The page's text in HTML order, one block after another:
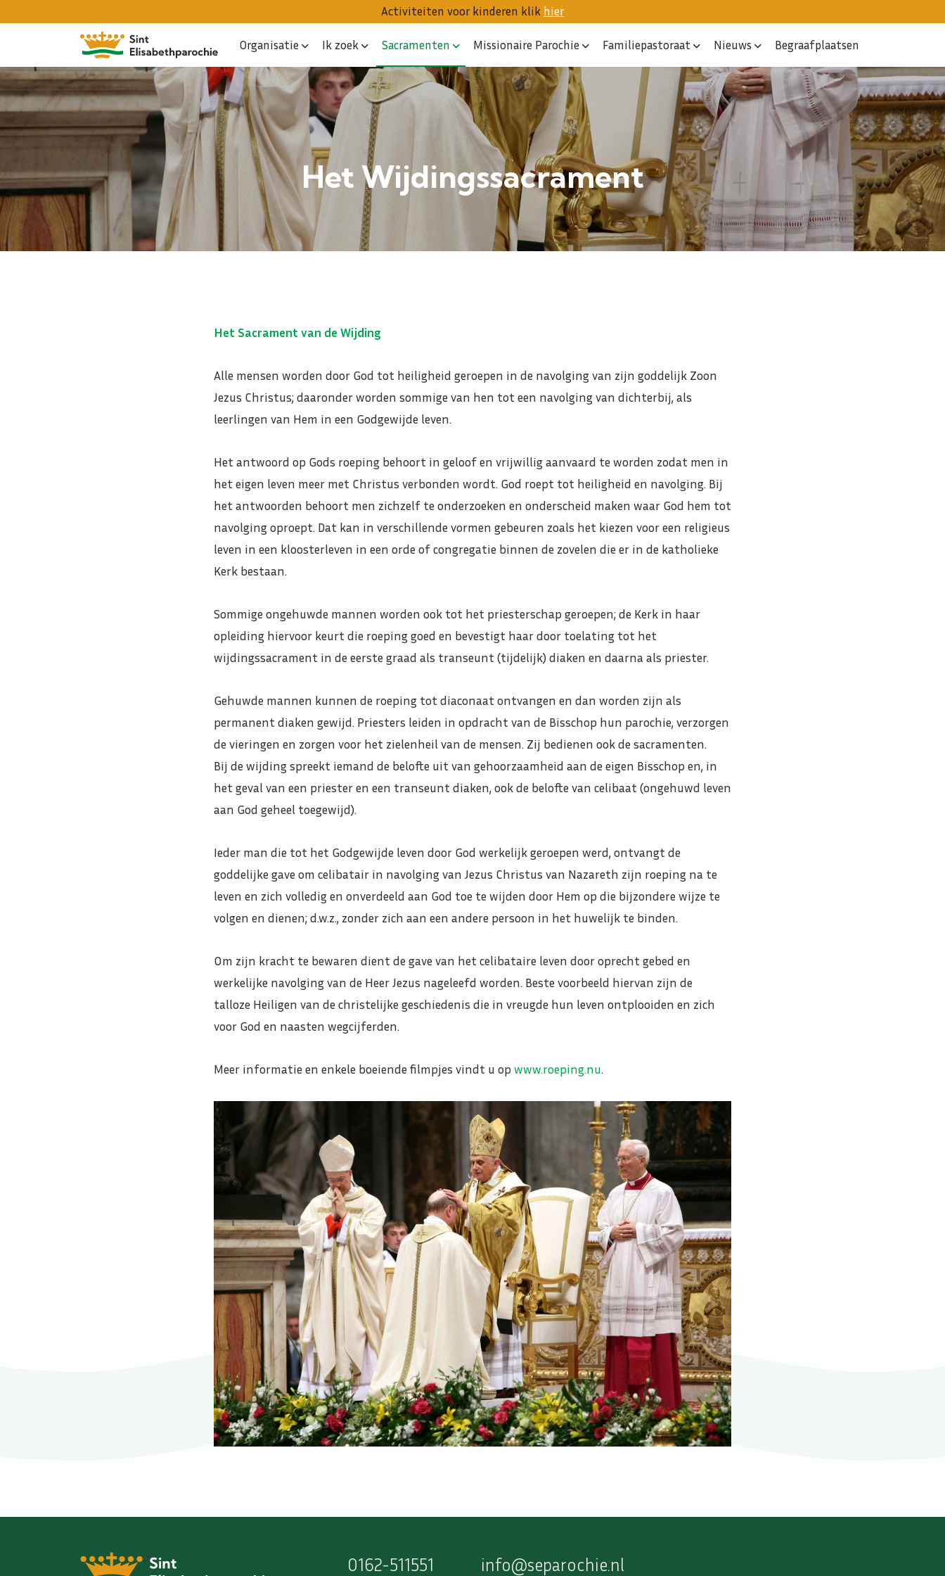
Activiteiten voor kinderen klik hier
Organisatie Ik zoek Sacramenten Missionaire Parochie Familiepastoraat Nieuws Begraafplaatsen
Het Wijdingssacrament
Het Sacrament van de Wijding
Alle mensen worden door God tot heiligheid geroepen in de navolging van zijn goddelijk Zoon
Jezus Christus; daaronder worden sommige van hen tot een navolging van dichterbij, als
leerlingen van Hem in een Godgewijde leven.
Het antwoord op Gods roeping behoort in geloof en vrijwillig aanvaard te worden zodat men in
het eigen leven meer met Christus verbonden wordt. God roept tot heiligheid en navolging. Bij
het antwoorden behoort men zichzelf te onderzoeken en onderscheid maken waar God hem tot
navolging oproept. Dat kan in verschillende vormen gebeuren zoals het kiezen voor een religieus
leven in een kloosterleven in een orde of congregatie binnen de zovelen die er in de katholieke
Kerk bestaan.
Sommige ongehuwde mannen worden ook tot het priesterschap geroepen; de Kerk in haar
opleiding hiervoor keurt die roeping goed en bevestigt haar door toelating tot het
wijdingssacrament in de eerste graad als transeunt (tijdelijk) diaken en daarna als priester.
Gehuwde mannen kunnen de roeping tot diaconaat ontvangen en dan worden zijn als
permanent diaken gewijd. Priesters leiden in opdracht van de Bisschop hun parochie, verzorgen
de vieringen en zorgen voor het zielenheil van de mensen. Zij bedienen ook de sacramenten.
Bij de wijding spreekt iemand de belofte uit van gehoorzaamheid aan de eigen Bisschop en, in
het geval van een priester en een transeunt diaken, ook de belofte van celibaat (ongehuwd leven
aan God geheel toegewijd).
Ieder man die tot het Godgewijde leven door God werkelijk geroepen werd, ontvangt de
goddelijke gave om celibatair in navolging van Jezus Christus van Nazareth zijn roeping na te
leven en zich volledig en onverdeeld aan God toe te wijden door Hem op die bijzondere wijze te
volgen en dienen; d.w.z., zonder zich aan een andere persoon in het huwelijk te binden.
Om zijn kracht te bewaren dient de gave van het celibataire leven door oprecht gebed en
werkelijke navolging van de Heer Jezus nageleefd worden. Beste voorbeeld hiervan zijn de
talloze Heiligen van de christelijke geschiedenis die in vreugde hun leven ontplooiden en zich
voor God en naasten wegcijferden.
Meer informatie en enkele boeiende filmpjes vindt u opwww.roeping.nu.
0162-511551 info@separochie.nl